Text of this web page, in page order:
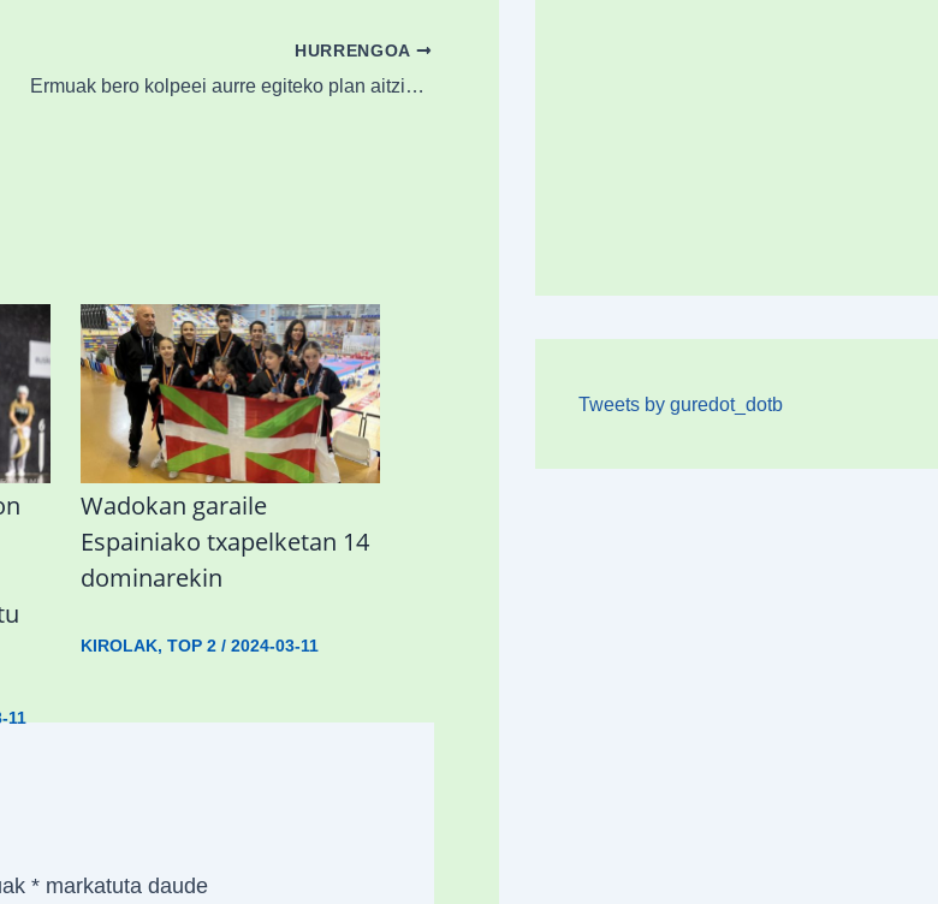
HURRENGOA
Ermuak bero kolpeei aurre egiteko plan aitzindaria landuko du
11
Wadokan garaile
Espainiako txapelketan 14
dominarekin
KIROLAK,TOP 2 /2024-03-11
*markatuta daude
Tweets by guredot_dotb